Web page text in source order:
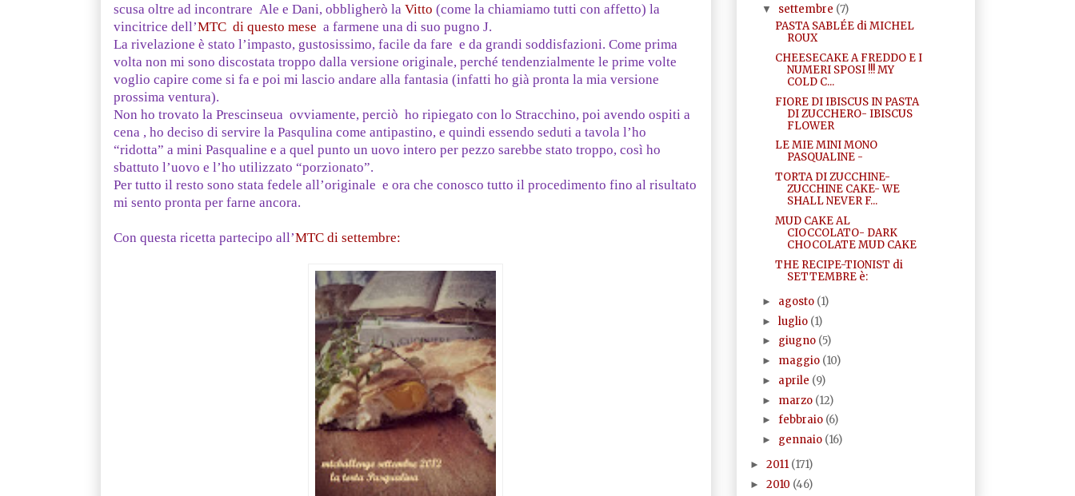
scusa oltre ad incontrare Ale e Dani, obbligherò la Vitto (come la chiamiamo tutti con affetto) la
vincitrice dell’MTC di questo mese a farmene una di suo pugno J.
La rivelazione è stato l’impasto, gustosissimo, facile da fare e da grandi soddisfazioni. Come prima
volta non mi sono discostata troppo dalla versione originale, perché tendenzialmente le prime volte
voglio capire come si fa e poi mi lascio andare alla fantasia (infatti ho già pronta la mia versione
prossima ventura).
Non ho trovato la Prescinseua ovviamente, perciò ho ripiegato con lo Stracchino, poi avendo ospiti a
cena , ho deciso di servire la Pasqulina come antipastino, e quindi essendo seduti a tavola l’ho
“ridotta” a mini Pasqualine e a quel punto un uovo intero per pezzo sarebbe stato troppo, così ho
sbattuto l’uovo e l’ho utilizzato “porzionato”.
Per tutto il resto sono stata fedele all’originale e ora che conosco tutto il procedimento fino al risultato
mi sento pronta per farne ancora.
Con questa ricetta partecipo all’MTC di settembre:
▼ settembre (7)
PASTA SABLÉE di MICHEL
ROUX
CHEESECAKE A FREDDO E I
NUMERI SPOSI !!! MY
COLD C...
FIORE DI IBISCUS IN PASTA
DI ZUCCHERO- IBISCUS
FLOWER
LE MIE MINI MONO
PASQUALINE -
TORTA DI ZUCCHINE-
ZUCCHINE CAKE- WE
SHALL NEVER F...
MUD CAKE AL
CIOCCOLATO- DARK
CHOCOLATE MUD CAKE
THE RECIPE-TIONIST di
SETTEMBRE è:
► agosto (1)
►luglio (1)
► giugno (5)
► maggio (10)
► aprile (9)
► marzo (12)
►febbraio (6)
► gennaio (16)
► 2011 (171)
► 2010 (46)